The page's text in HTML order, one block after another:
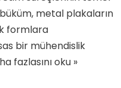
metal plakaların
formlara
bir mühendislik
fazlasını oku »